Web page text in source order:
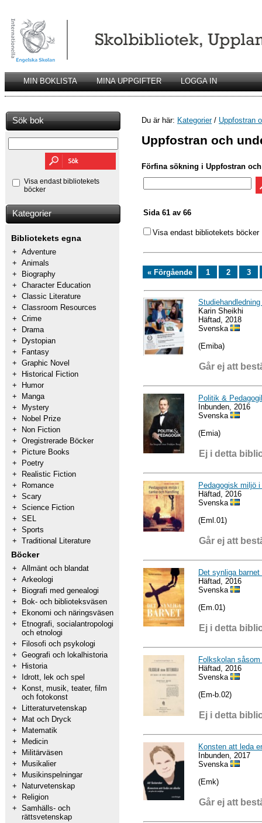
MIN BOKLISTA MINA UPPGIFTER LOGGA IN
Sök bok
Visa endast bibliotekets
böcker
Kategorier
Bibliotekets egna
+ Adventure
+ Animals
+
Biography
+ Character Education
+ Classic Literature
+ Classroom Resources
+ Crime
+
Drama
+
Dystopian
+
Fantasy
+ Graphic Novel
+
Historical Fiction
+
Humor
+
Manga
+
Mystery
+
Nobel Prize
+
Non Fiction
+ Oregistrerade Böcker
+
Picture Books
+
Poetry
+
Realistic Fiction
+
Romance
+ Scary
+ Science Fiction
+ SEL
+ Sports
+ Traditional Literature
Böcker
+ Allmänt och blandat
+ Arkeologi
+
Biografi med genealogi
+
Bok- och biblioteksväsen
+
Ekonomi och näringsväsen
+
Etnografi, socialantropologi
och etnologi
+
Filosofi och psykologi
+ Geografi och lokalhistoria
+
Historia
+
Idrott, lek och spel
+
Konst, musik, teater, film
och fotokonst
+
Litteraturvetenskap
+
Mat och Dryck
+
Matematik
+
Medicin
+
Militärväsen
+
Musikalier
+
Musikinspelningar
+
Naturvetenskap
+
Religion
+ Samhälls- och
rättsvetenskap
Du är här: Kategorier/ Uppfostran
Uppfostran och
Förfina sökning i Uppfostran
Sida 61 av 66
Visa endast bibliotekets böcker
« Förgående 1 2 3
Karin Sheikhi
Häftad, 2018
Svenska
(Emiba)
Går ej att
Politik &
Inbunden, 2016
Svenska
(Emia)
Ej i detta
Pedagogisk miljö
Häftad, 2016
Svenska
(Eml.01)
Går ej att
Det synliga
Häftad, 2016
Svenska
(Em.01)
Ej i detta
Folkskolan
Häftad, 2016
Svenska
(Em-b.02)
Ej i detta
Konsten att leda
Inbunden, 2017
Svenska
(Emk)
Går ej att